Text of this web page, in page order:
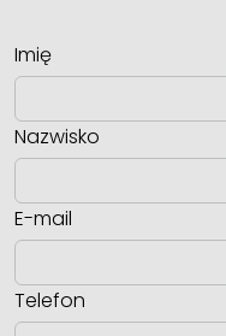
Imię
Nazwisko
E-mail
Telefon